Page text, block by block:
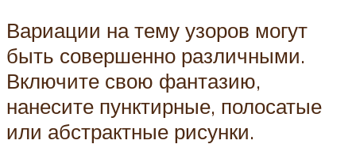
Вариации на тему узоров могут
быть совершенно различными.
Включите свою фантазию,
нанесите пунктирные, полосатые
или абстрактные рисунки.